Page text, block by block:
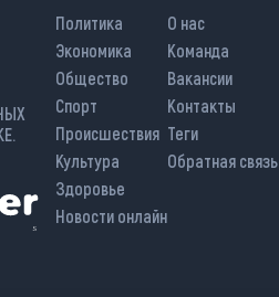
Политика
Экономика
Общество
Спорт
Происшествия
Культура
Здоровье
Новости онлайн
О нас
Команда
Вакансии
Контакты
Теги
Обратная связь